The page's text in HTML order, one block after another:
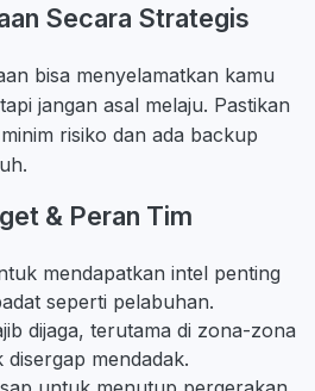
Secara Strategis
bisa menyelamatkan kamu
jangan asal melaju. Pastikan
risiko dan ada backup
& Peran Tim
mendapatkan intel penting
seperti pelabuhan.
dijaga, terutama di zona-zona
mendadak.